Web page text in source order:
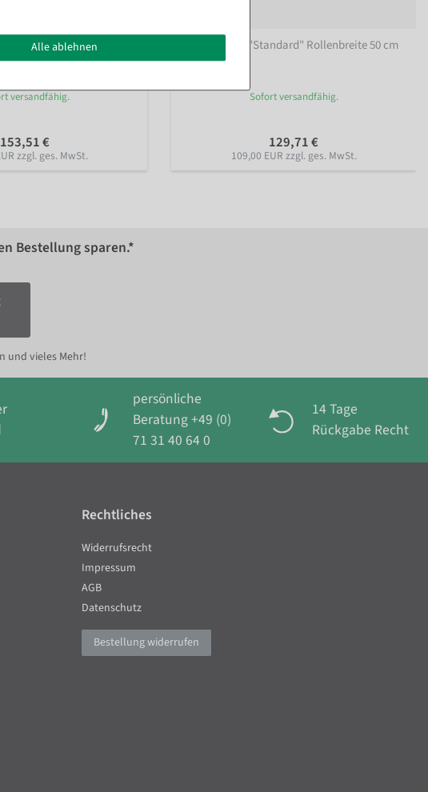
Rollenbreite 75 cm
versandfähig.
153,51 €
zzgl. ges. MwSt.
Tischabroller "Standard" Rollenbreite 50 cm
Sofort versandfähig.
129,71 €
109,00 EUR zzgl. ges. MwSt.
Bestellung sparen.*
und vieles Mehr!
persönliche
Beratung +49 (0)
71 31 40 64 0
14 Tage
Rückgabe Recht
Alle ablehnen
Rechtliches
Widerrufsrecht
Impressum
AGB
Datenschutz
Bestellung widerrufen